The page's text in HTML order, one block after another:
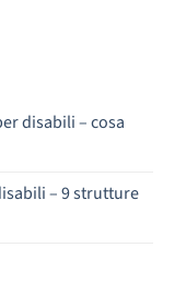
disabili – cosa
– 9 strutture